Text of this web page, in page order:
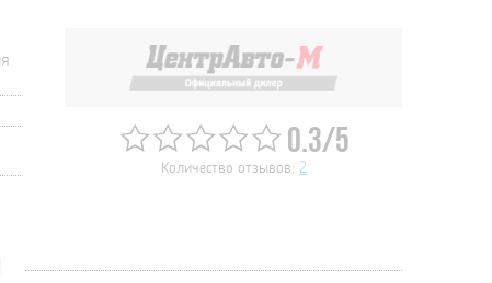
0.3/5
Количество отзывов: 2